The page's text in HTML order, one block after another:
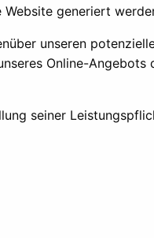
generiert
unseren
Online-
seiner